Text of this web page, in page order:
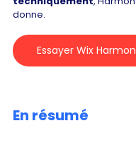
donne.
Essayer Wix
En résumé